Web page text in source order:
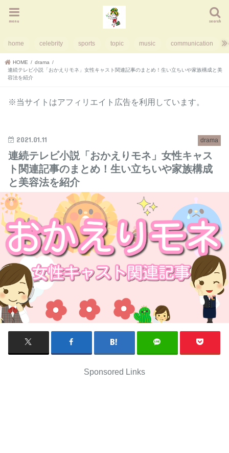
search
menu
home celebrity sports topic music communication
HOME
drama
連続テレビ小説「おかえりモネ」女性キャスト関連記事のまとめ！生い立ちいや家族構成と美
容法を紹介
※当サイトはアフィリエイト広告を利用しています。
drama
2021.01.11
連続テレビ小説「おかえりモネ」女性キャス
ト関連記事のまとめ！生い立ちいや家族構成
と美容法を紹介
Sponsored Links